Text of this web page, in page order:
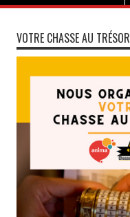
VOTRE CHASSE AU TRÉSOR